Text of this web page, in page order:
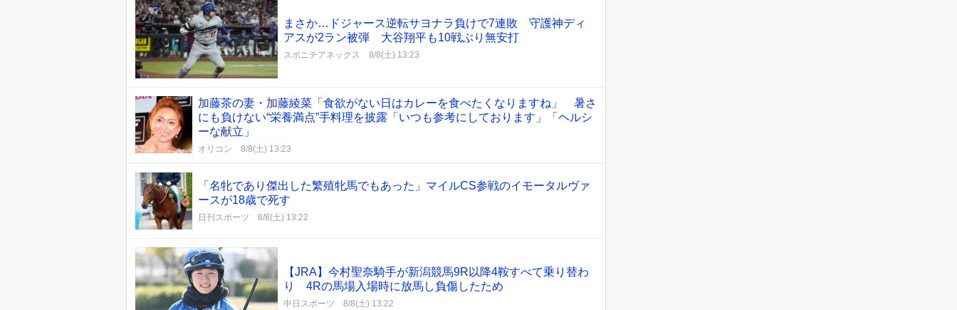
まさか…ドジャース逆転サヨナラ負けで7連敗 守護神ディ
アスが2ラン被弾 大谷翔平も10戦ぶり無安打
スポニチアネックス 8/8(土) 13:23
加藤茶の妻・加藤綾菜「食欲がない日はカレーを食べたくなりますね」 暑さ
にも負けない“栄養満点”手料理を披露「いつも参考にしております」「ヘルシ
ーな献立」
オリコン 8/8(土) 13:23
「名牝であり傑出した繁殖牝馬でもあった」マイルCS参戦のイモータルヴァ
ースが18歳で死す
日刊スポーツ 8/8(土) 13:22
【JRA】今村聖奈騎手が新潟競馬9R以降4鞍すべて乗り替わ
り 4Rの馬場入場時に放馬し負傷したため
中日スポーツ 8/8(土) 13:22